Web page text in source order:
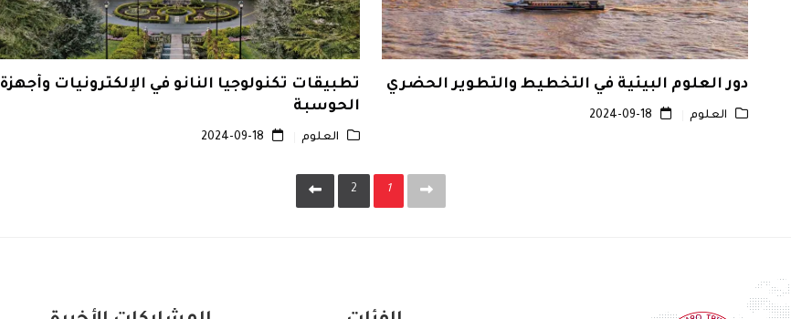
دور العلوم البيئية في التخطيط والتطوير الحضري
العلوم
تطبيقات تكنولوجيا النانو في الإلكترونيات وأجهزة
الحوسبة
العلوم
1
2